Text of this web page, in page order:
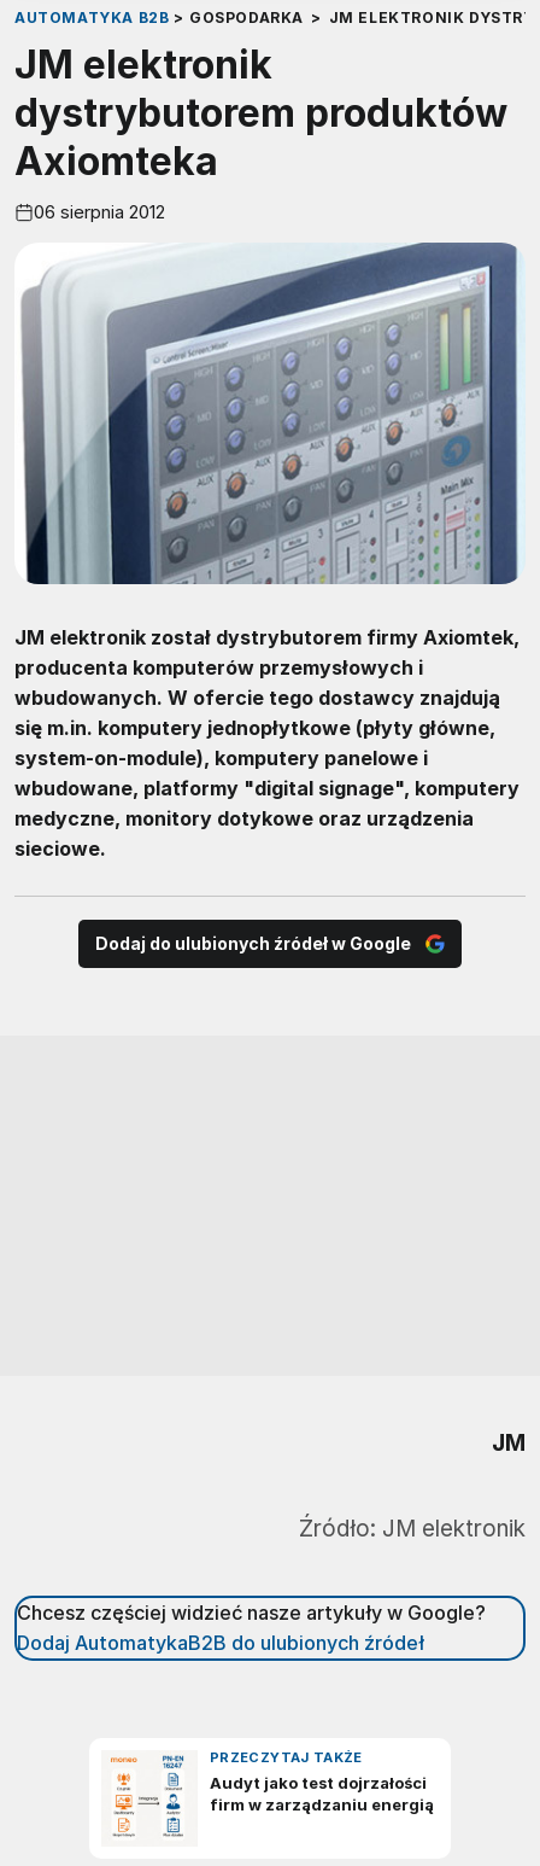
AUTOMATYKA B2B > GOSPODARKA > JM ELEKTRONIK
JM elektronik
dystrybutorem produktów
Axiomteka
06 sierpnia 2012
JM elektronik został dystrybutorem firmy Axiomtek,
producenta komputerów przemysłowych i
wbudowanych. W ofercie tego dostawcy znajdują
się m.in. komputery jednopłytkowe (płyty główne,
system-on-module), komputery panelowe i
wbudowane, platformy "digital signage", komputery
medyczne, monitory dotykowe oraz urządzenia
sieciowe.
Dodaj do ulubionych źródeł w Google
JM
Źródło: JM elektronik
Chcesz częściej widzieć nasze artykuły w Google?
Dodaj AutomatykaB2B do ulubionych źródeł